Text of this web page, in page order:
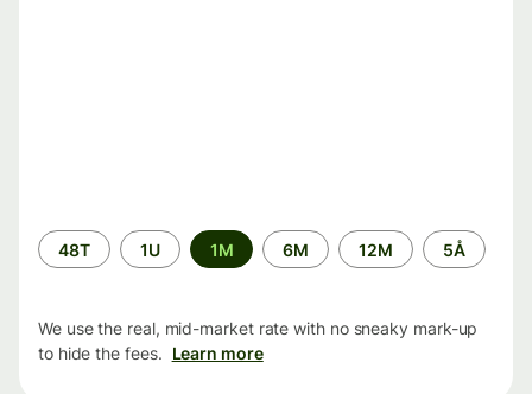
Time
period
48T 1U 1M 6M 12M 5Å
We use the real, mid-market rate with no sneaky mark-up
to hide the fees. Learn more